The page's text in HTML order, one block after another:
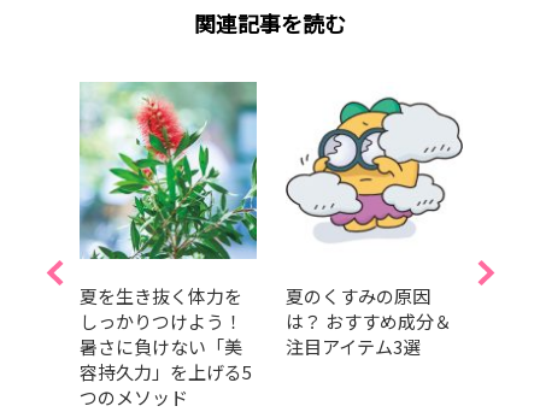
関連記事を読む
夏を生き抜く体力を
しっかりつけよう！
暑さに負けない「美
容持久力」を上げる5
つのメソッド
夏のくすみの原因
は？ おすすめ成分＆
注目アイテム3選